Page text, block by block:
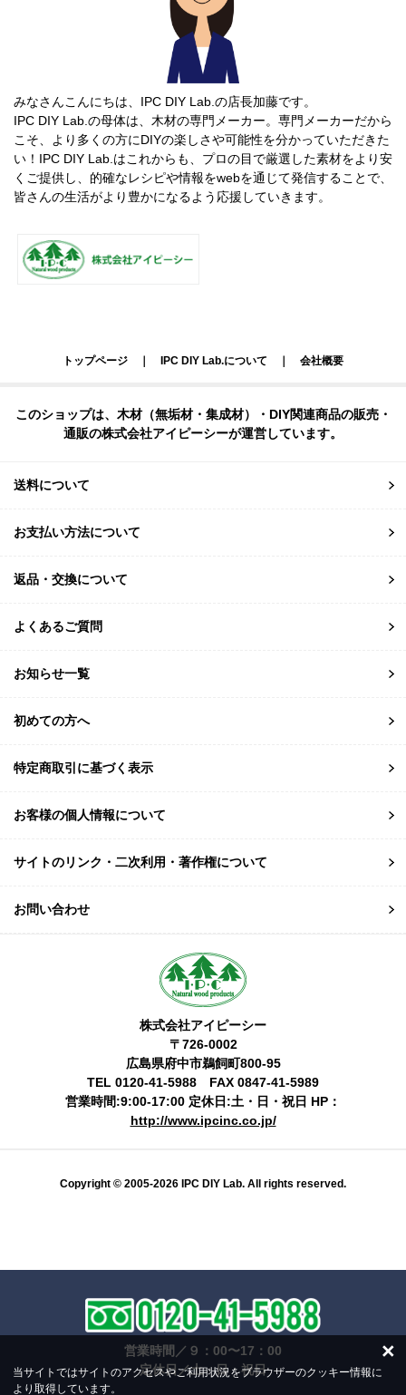
みなさんこんにちは、IPC DIY Lab.の店長加藤です。
IPC DIY Lab.の母体は、木材の専門メーカー。専門メーカーだから
こそ、より多くの方にDIYの楽しさや可能性を分かっていただきた
い！IPC DIY Lab.はこれからも、プロの目で厳選した素材をより安
くご提供し、的確なレシピや情報をwebを通じて発信することで、
皆さんの生活がより豊かになるよう応援していきます。
当サイトではサイトのアクセスやご利用状況をブラウザーのクッキー情報に
より取得しています。
×
トップページ ｜ IPC DIY Lab.について ｜ 会社概要
このショップは、木材（無垢材・集成材）・DIY関連商品の販売・
通販の株式会社アイピーシーが運営しています。
送料について
お支払い方法について
返品・交換について
よくあるご質問
お知らせ一覧
初めての方へ
特定商取引に基づく表示
お客様の個人情報について
サイトのリンク・二次利用・著作権について
お問い合わせ
株式会社アイピーシー
〒726-0002
広島県府中市鵜飼町800-95
TEL 0120-41-5988 FAX 0847-41-5989
営業時間:9:00-17:00 定休日:土・日・祝日 HP：
http://www.ipcinc.co.jp/
Copyright © 2005-2026 IPC DIY Lab. All rights reserved.
営業時間／９：00〜17：00
定休日／土・日・祝日